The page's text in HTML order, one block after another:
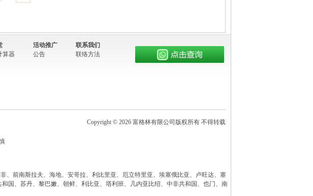
算器
活动推广
公告
联系我们
联络方法
Copyright © 2026 富格林有限公司版权所有 不得转载
、前南斯拉夫、海地、安哥拉、利比里亚、厄立特里亚、埃塞俄比亚、卢旺达、塞
国、苏丹、黎巴嫩、朝鲜、利比亚、塔利班、几内亚比绍、中非共和国、也门、南